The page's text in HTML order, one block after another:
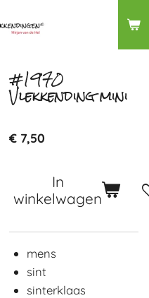
#1970
Vlekkending mini
€ 7,50
In
winkelwagen
mens
sint
sinterklaas